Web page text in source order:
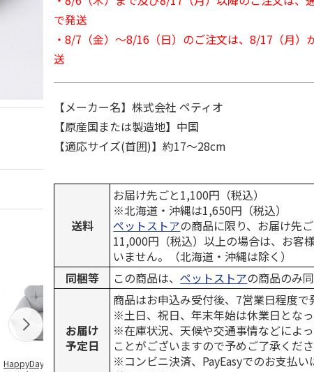
HappyDays 2wayド
獣医師開発 ニオイ
デオトイレ 飛び散
無添加良
で発送
・8/7（金）～8/16（日）のご注文は、8/17（月）
送
【メーカー名】株式会社 ペティオ
【原産国または製造地】中国
【適応サイズ(首囲)】約17～28cm
送料
お届け先ごと1,100円（税込）
※北海道・沖縄は1,650円（税込）
ペットストアの商品に限り、お届け先
11,000円（税込）以上の場合は、お客
いません。（北海道・沖縄は除く）
同梱等
この商品は、ペットストアの商品のみ
お届け
予定日
商品はお申込み受付後、7営業日程度で
※土日、祝日、年末年始は休業日となっ
※在庫状況、天候や交通事情などによ
ことがございますので予めご了承くださ
※コンビニ決済、PayEasyでのお支払